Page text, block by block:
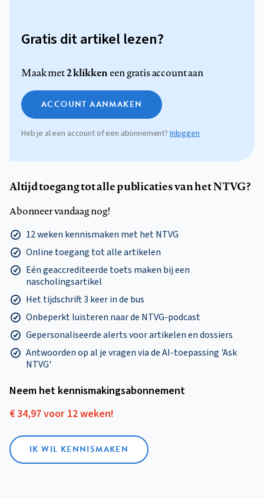
Gratis dit artikel lezen?
Maak met2 klikkeneen gratis account aan
ACCOUNT AANMAKEN
Heb je al een account of een abonnement? Inloggen
Altijd toegang tot alle publicaties van het NTVG?
Abonneer vandaag nog!
12 weken kennismaken met het NTVG
Online toegang tot alle artikelen
Eén geaccrediteerde toets maken bij een
nascholingsartikel
Het tijdschrift 3 keer in de bus
Onbeperkt luisteren naar de NTVG-podcast
Gepersonaliseerde alerts voor artikelen en dossiers
Antwoorden op al je vragen via de AI-toepassing 'Ask
NTVG'
Neem het kennismakings­abonnement
€ 34,97 voor 12 weken!
IK WIL KENNISMAKEN